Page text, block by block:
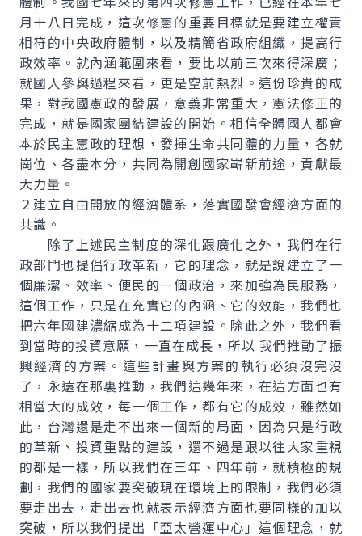
月十八日完成，這次修憲的重要目標就是要建立權責
相符的中央政府體制，以及精簡省政府組織，提高行
政效率。就內涵範圍來看，要比以前三次來得深廣；
就國人參與過程來看，更是空前熱烈。這份珍貴的成
果，對我國憲政的發展，意義非常重大，憲法修正的
完成，就是國家團結建設的開始。相信全體國人都會
本於民主憲政的理想，發揮生命共同體的力量，各就
崗位、各盡本分，共同為開創國家嶄新前途，貢獻最
大力量。
２建立自由開放的經濟體系，落實國發會經濟方面的
共識。
除了上述民主制度的深化跟廣化之外，我們在行
政部門也提倡行政革新，它的理念，就是說建立了一
個廉潔、效率、便民的一個政治，來加強為民服務，
這個工作，只是在充實它的內涵、它的效能，我們也
把六年國建濃縮成為十二項建設。除此之外，我們看
到當時的投資意願，一直在成長，所以 我們推動了振
興經濟的方案。這些計畫與方案的執行必須沒完沒
了，永遠在那裏推動，我們這幾年來，在這方面也有
相當大的成效，每一個工作，都有它的成效，雖然如
此，台灣還是走不出來一個新的局面，因為只是行政
的革新、投資重點的建設，還不過是跟以往大家重視
的都是一樣，所以我們在三年、四年前，就積極的規
劃，我們的國家要突破現在環境上的限制，我們必須
要走出去，走出去也就表示經濟方面也要同樣的加以
突破，所以我們提出「亞太營運中心」這個理念，就